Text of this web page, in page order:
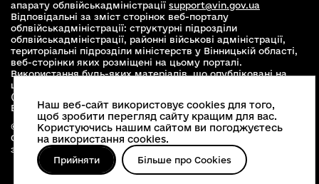
апарату облвійськадміністрації support@vin.gov.ua
Відповідальні за зміст сторінок веб-порталу
облвійськадміністрації: структурні підрозділи
облвійськадміністрації, районні військові адміністрації,
територіальні підрозділи міністерств у Вінницькій області,
веб-сторінки яких розміщені на цьому порталі.
Використання будь-яких матеріалів, що опубліковані на
цьому сайті, дозволяється при умові зазначення посилання
(для інтернет-видань - гіперпосилання) на офіційний сайт
Вінницької облвійськадміністраціїwww.vin.gov.ua.
© 2026 Весь контент доступний за ліцензією Creative
Commons Attribution 4.0 International license, якщо не
зазначено інше
Наш веб-сайт використовує cookies для того,
щоб зробити перегляд сайту кращим для вас.
Користуючись нашим сайтом ви погоджуєтесь
на використання cookies.
Прийняти Більше про Cookies